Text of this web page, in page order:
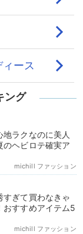
ング
ラクなのに美人
ヘビロテ確実ア
michill ファッション
すぎて買わなきゃ
すすめアイテム5
michill ファッション